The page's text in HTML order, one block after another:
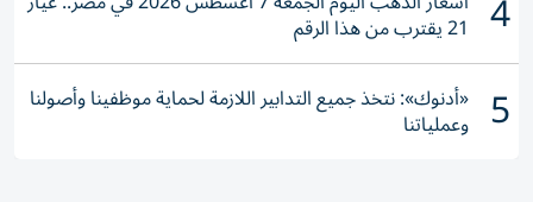
4 21 يقترب من هذا الرقم
5 «أدنوك»: نتخذ جميع التدابير اللازمة لحماية موظفينا وأصولنا
وعملياتنا